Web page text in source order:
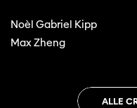
Noèl Gabriel Kipp
Max Zheng
ALLE